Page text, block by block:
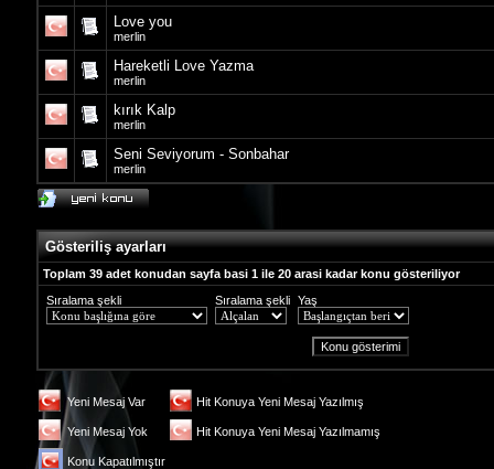
Love you
merlin
Hareketli Love Yazma
merlin
kırık Kalp
merlin
Seni Seviyorum - Sonbahar
merlin
Gösteriliş ayarları
Toplam 39 adet konudan sayfa basi 1 ile 20 arasi kadar konu gösteriliyor
Sıralama şekli
Sıralama şekli Yaş
Yeni Mesaj Var Hit Konuya Yeni Mesaj Yazılmış
Yeni Mesaj Yok Hit Konuya Yeni Mesaj Yazılmamış
Konu Kapatılmıştır